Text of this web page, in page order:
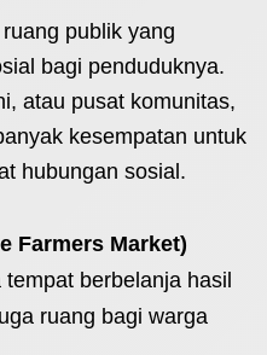
publik yang
bagi penduduknya.
atau pusat komunitas,
kesempatan untuk
hubungan sosial.
Farmers Market)
berbelanja hasil
ruang bagi warga